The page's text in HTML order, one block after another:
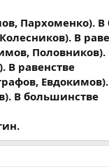
Пархоменко). В
В
Половников).
В равенстве
В большинстве